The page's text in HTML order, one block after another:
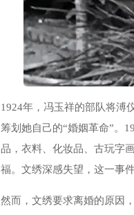
1924年，冯玉祥的部队将溥
筹划她自己的“婚姻革命”。
品，衣料、化妆品、古玩字
福。文绣深感失望，这一事
然而，文绣要求离婚的原因